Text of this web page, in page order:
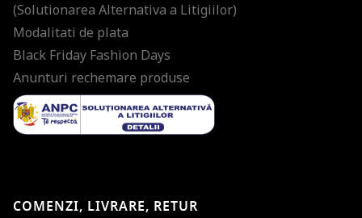
(Solutionarea Alternativa a Litigiilor)
Modalitati de plata
Black Friday Fashion Days
Anunturi rechemare produse
COMENZI, LIVRARE, RETUR